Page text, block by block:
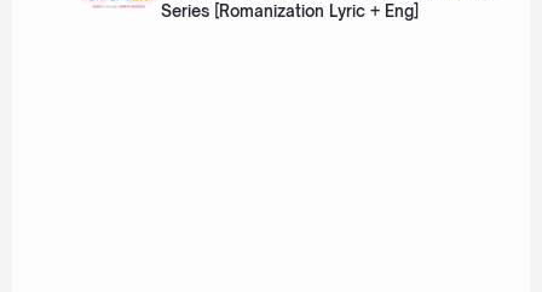
Series [Romanization Lyric + Eng]